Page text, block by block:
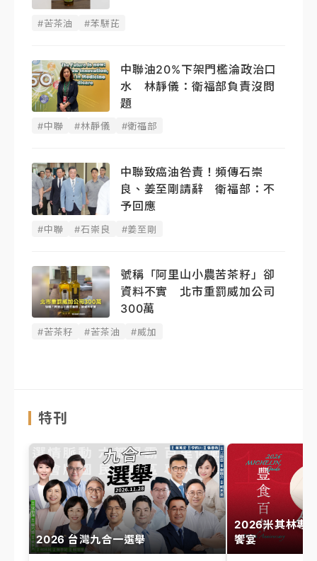
#苦茶油 #苯駢芘
中聯油20%下架門檻淪政治口
水 林靜儀：衛福部負責沒問
題
#中聯 #林靜儀 #衛福部
中聯致癌油咎責！頻傳石崇
良、姜至剛請辭 衛福部：不
予回應
#中聯 #石崇良 #姜至剛
號稱「阿里山小農苦茶籽」卻
資料不實 北市重罰威加公司
300萬
#苦茶籽 #苦茶油 #威加
特刊
2026 台灣九合一選舉
2026米其林專
饗宴